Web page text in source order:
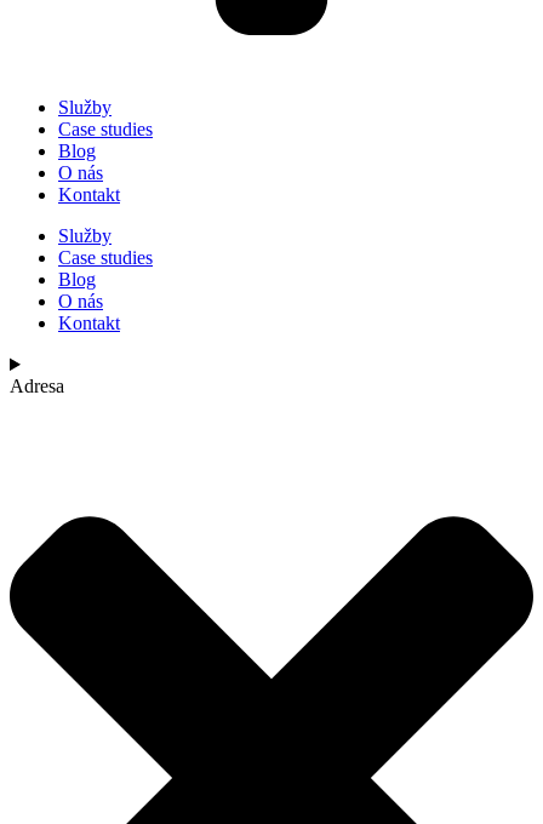
Služby
Case studies
Blog
O nás
Kontakt
Služby
Case studies
Blog
O nás
Kontakt
Adresa